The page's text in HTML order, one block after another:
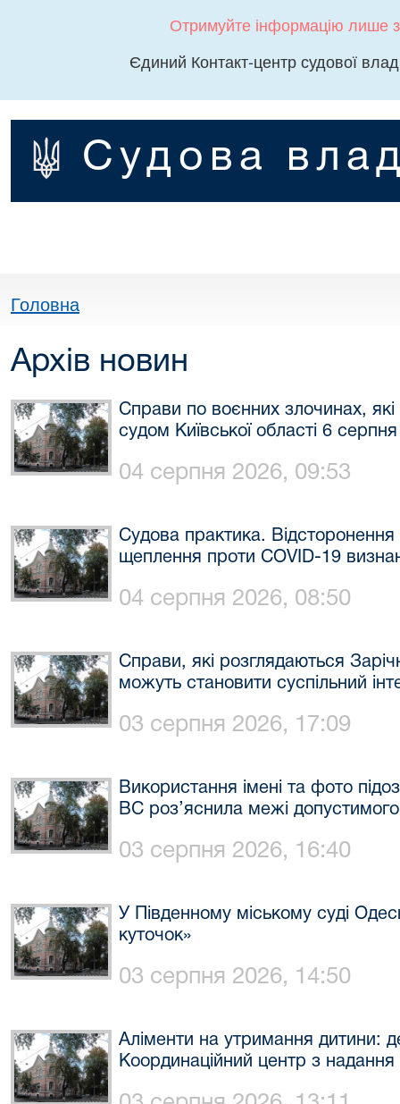
Отримуйте інформацію лише
Єдиний Контакт-центр судової
Судова
Головна
Архів новин
Справи по воєнних злочинах, які
судом Київської області 6
04 серпня 2026, 09:53
Судова практика. Відсторонення
щеплення проти COVID-19
04 серпня 2026, 08:50
Справи, які розглядаються
можуть становити суспільний
03 серпня 2026, 17:09
Використання імені та фото
ВС роз’яснила межі
03 серпня 2026, 16:40
У Південному міському суді
куточок»
03 серпня 2026, 14:50
Аліменти на утримання дитини:
Координаційний центр з